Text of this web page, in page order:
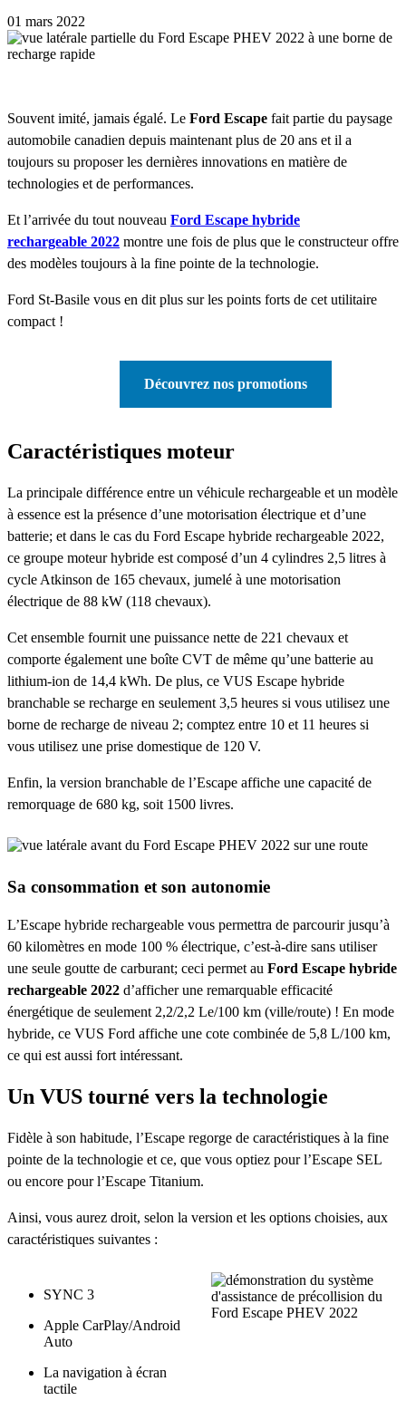
01 mars 2022
Souvent imité, jamais égalé. Le Ford Escape fait partie du paysage
automobile canadien depuis maintenant plus de 20 ans et il a
toujours su proposer les dernières innovations en matière de
technologies et de performances.
Et l’arrivée du tout nouveau Ford Escape hybride
rechargeable 2022 montre une fois de plus que le constructeur offre
des modèles toujours à la fine pointe de la technologie.
Ford St-Basile vous en dit plus sur les points forts de cet utilitaire
compact !
Découvrez nos promotions
Caractéristiques moteur
La principale différence entre un véhicule rechargeable et un modèle
à essence est la présence d’une motorisation électrique et d’une
batterie; et dans le cas du Ford Escape hybride rechargeable 2022,
ce groupe moteur hybride est composé d’un 4 cylindres 2,5 litres à
cycle Atkinson de 165 chevaux, jumelé à une motorisation
électrique de 88 kW (118 chevaux).
Cet ensemble fournit une puissance nette de 221 chevaux et
comporte également une boîte CVT de même qu’une batterie au
lithium-ion de 14,4 kWh. De plus, ce VUS Escape hybride
branchable se recharge en seulement 3,5 heures si vous utilisez une
borne de recharge de niveau 2; comptez entre 10 et 11 heures si
vous utilisez une prise domestique de 120 V.
Enfin, la version branchable de l’Escape affiche une capacité de
remorquage de 680 kg, soit 1500 livres.
Sa consommation et son autonomie
L’Escape hybride rechargeable vous permettra de parcourir jusqu’à
60 kilomètres en mode 100 % électrique, c’est-à-dire sans utiliser
une seule goutte de carburant; ceci permet au Ford Escape hybride
rechargeable 2022 d’afficher une remarquable efficacité
énergétique de seulement 2,2/2,2 Le/100 km (ville/route) ! En mode
hybride, ce VUS Ford affiche une cote combinée de 5,8 L/100 km,
ce qui est aussi fort intéressant.
Un VUS tourné vers la technologie
Fidèle à son habitude, l’Escape regorge de caractéristiques à la fine
pointe de la technologie et ce, que vous optiez pour l’Escape SEL
ou encore pour l’Escape Titanium.
Ainsi, vous aurez droit, selon la version et les options choisies, aux
caractéristiques suivantes :
SYNC 3
Apple CarPlay/Android
Auto
La navigation à écran
tactile